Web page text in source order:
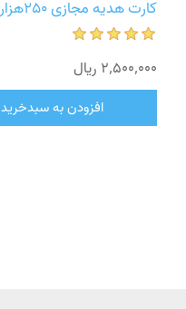
کارت هدیه مجازی 250هزار تومانی
2٬500٬000 ریال
افزودن به سبدخرید